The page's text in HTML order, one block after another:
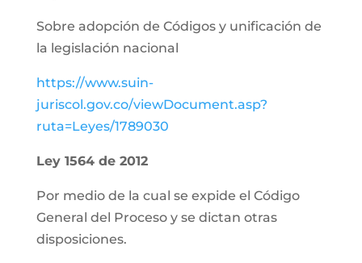
Sobre adopción de Códigos y unificación de
la legislación nacional
https://www.suin-
juriscol.gov.co/viewDocument.asp?
ruta=Leyes/1789030
Ley 1564 de 2012
Por medio de la cual se expide el Código
General del Proceso y se dictan otras
disposiciones.